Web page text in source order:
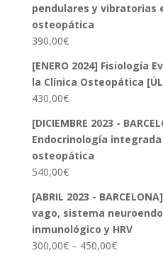
pendulares y vibratorias
osteopática
390,00€
[ENERO 2024] Fisiología
la Clínica Osteopática
430,00€
[DICIEMBRE 2023 -
Endocrinología
osteopática
540,00€
[ABRIL 2023 -
vago, sistema
inmunológico y HRV
300,00€– 450,00€